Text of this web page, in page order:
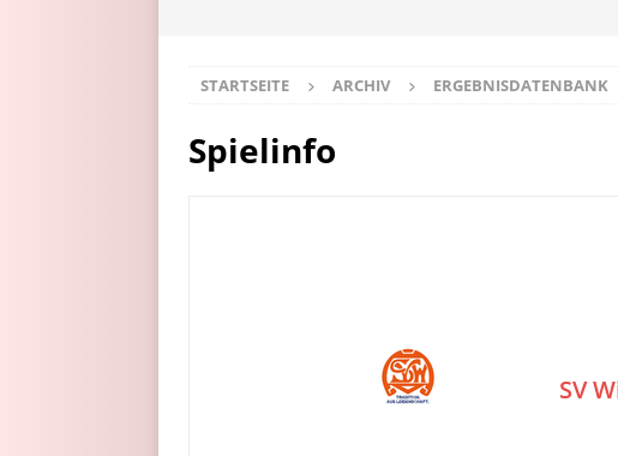
STARTSEITE ARCHIV ERGEBNISDATENBANK
Spielinfo
SV